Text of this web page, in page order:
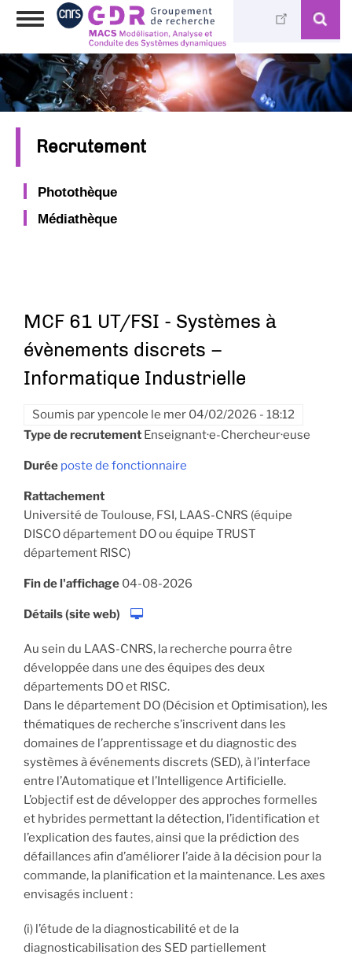
Aller
principal
Toggle
Recrutement
Photothèque
Médiathèque
MCF 61 UT/FSI - Systèmes à
évènements discrets –
Informatique Industrielle
Soumis parypencole le mer 04/02/2026 - 18:12
Type de recrutement Enseignant·e-Chercheur·euse
Durée poste de fonctionnaire
Rattachement
Université de Toulouse, FSI, LAAS-CNRS (équipe
DISCO département DO ou équipe TRUST
département RISC)
Fin de l'affichage 04-08-2026
Détails (site web)
Au sein du LAAS-CNRS, la recherche pourra être
développée dans une des équipes des deux
départements DO et RISC.
Dans le département DO (Décision et Optimisation), les
thématiques de recherche s’inscrivent dans les
domaines de l’apprentissage et du diagnostic des
systèmes à événements discrets (SED), à l’interface
entre l’Automatique et l’Intelligence Artificielle.
L’objectif est de développer des approches formelles
et hybrides permettant la détection, l’identification et
l’explication des fautes, ainsi que la prédiction des
défaillances afin d’améliorer l’aide à la décision pour la
commande, la planification et la maintenance. Les axes
envisagés incluent :
(i) l’étude de la diagnosticabilité et de la
diagnosticabilisation des SED partiellement